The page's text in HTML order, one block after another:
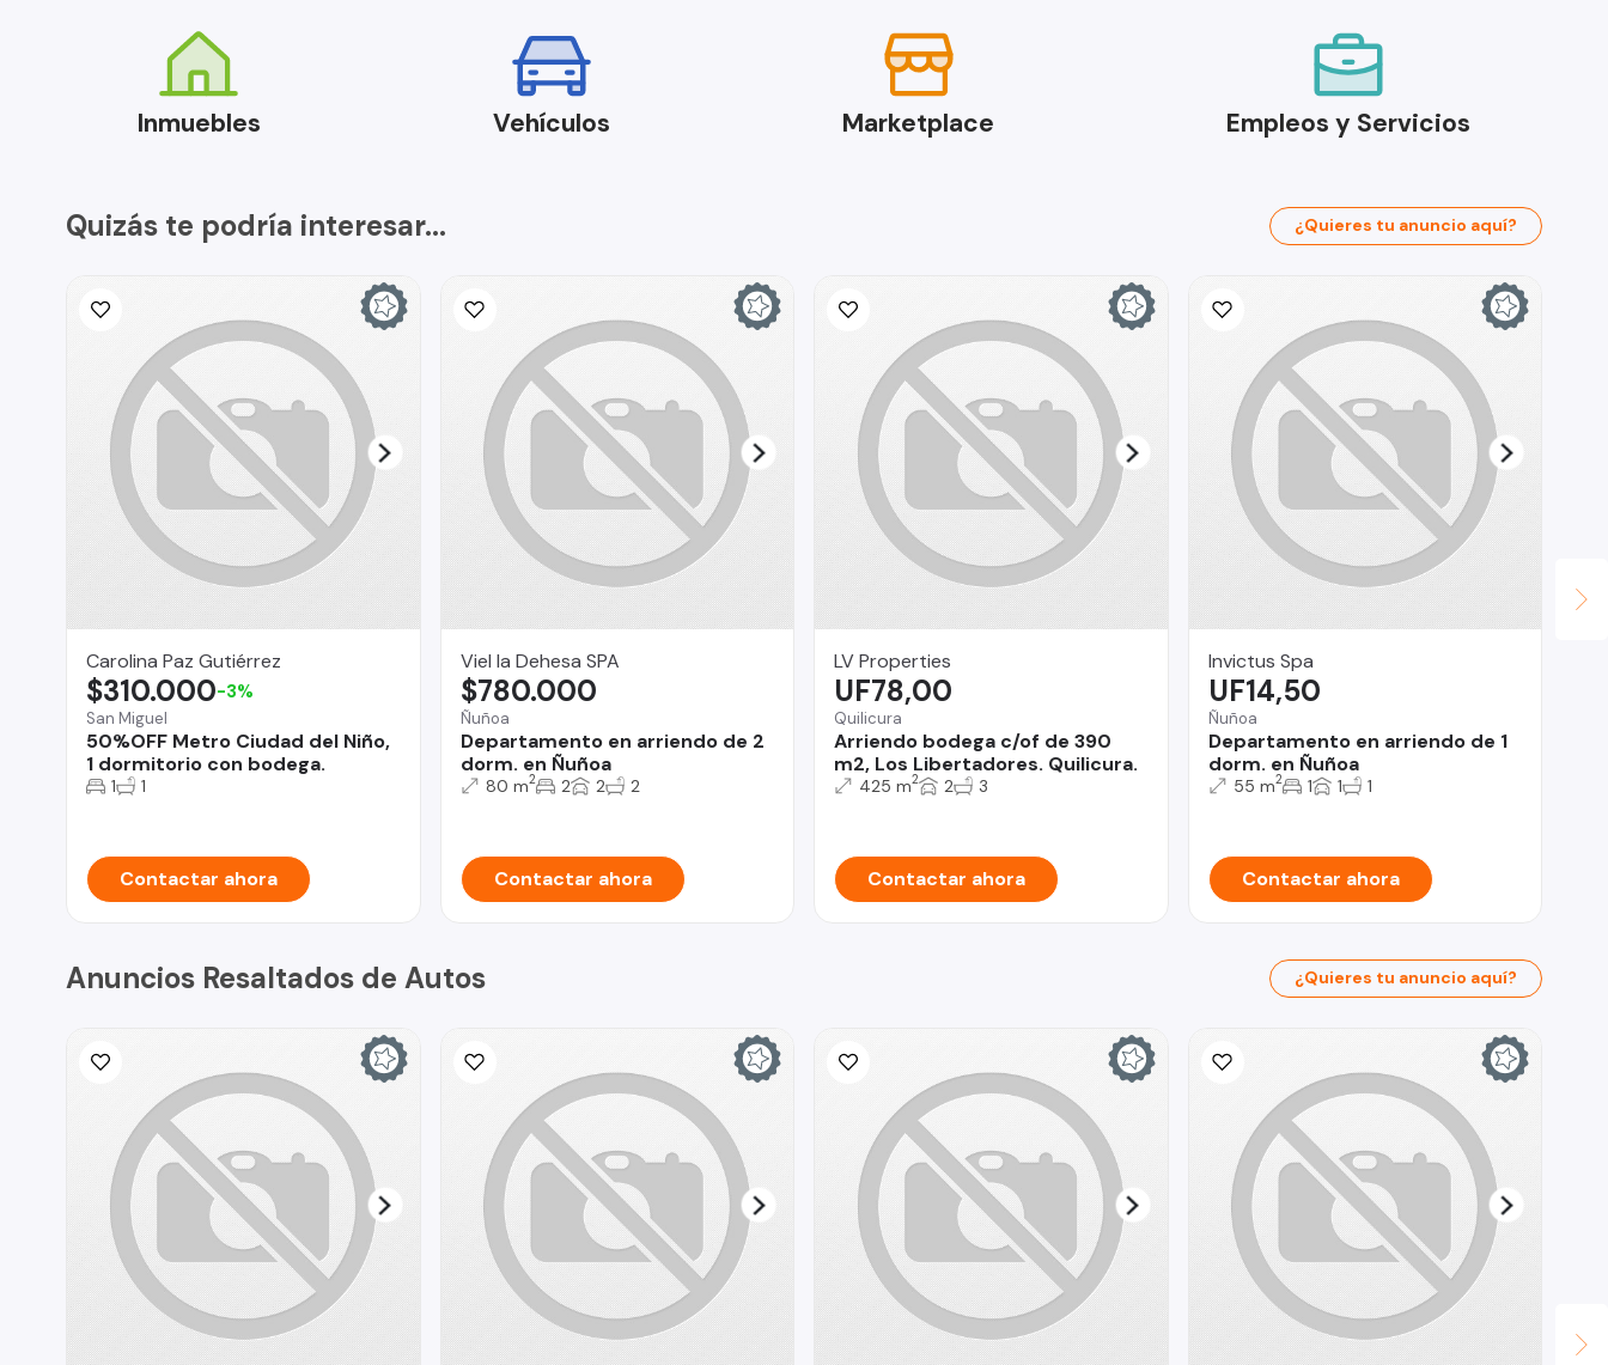
Inmuebles Vehículos Marketplace Empleos y Servicios
Quizás te podría interesar... ¿Quieres tu anuncio aquí?
Carolina Paz Gutiérrez
San Miguel
50%OFF Metro Ciudad del Niño,
1 dormitorio con bodega.
$310.000-3%
1 1
Contactar ahora
Viel la Dehesa SPA
Ñuñoa
Departamento en arriendo de 2
dorm. en Ñuñoa
$780.000
80 m2 2 2 2
Contactar ahora
LV Properties
Quilicura
Arriendo bodega c/of de 390
m2, Los Libertadores. Quilicura.
UF78,00
425 m2 2 3
Contactar ahora
Invictus Spa
Ñuñoa
Departamento en arriendo de 1
dorm. en Ñuñoa
UF14,50
55 m2 1 1 1
Contactar ahora
Anuncios Resaltados de Autos ¿Quieres tu anuncio aquí?
La